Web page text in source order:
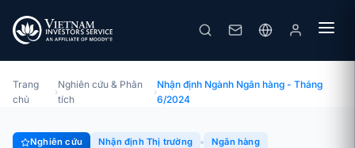
Nhận định Ngành Ngân hàng - Tháng 6/2024
Chuyên đề · Nhận định Thị trường · 17/06/2024
Trang
chủ
›
Nghiên cứu & Phân
tích
›
Nhận định Ngành Ngân hàng - Tháng
6/2024
Nghiên cứu Nhận định Thị trường Ngân hàng